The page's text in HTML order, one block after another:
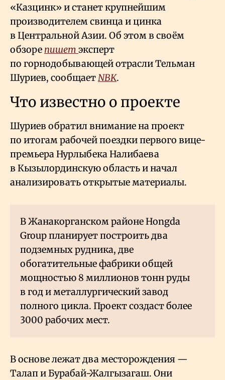
«Казцинк» и станет крупнейшим
производителем свинца и цинка
в Центральной Азии. Об этом в своём
обзоре пишет эксперт
по горнодобывающей отрасли Тельман
Шуриев, сообщаетNBK.
Что известно о проекте
Шуриев обратил внимание на проект
по итогам рабочей поездки первого вице-
премьера Нурлыбека Налибаева
в Кызылординскую область и начал
анализировать открытые материалы.
В Жанакорганском районе Hongda
Group планирует построить два
подземных рудника, две
обогатительные фабрики общей
мощностью 8 миллионов тонн руды
в год и металлургический завод
полного цикла. Проект создаст более
3000 рабочих мест.
В основе лежат два месторождения —
Талап и Бурабай-Жалгызагаш. Они